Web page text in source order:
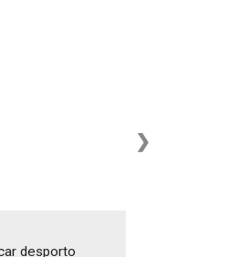
❯
desporto